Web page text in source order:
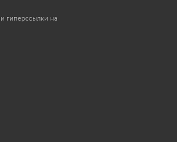
гиперссылки на